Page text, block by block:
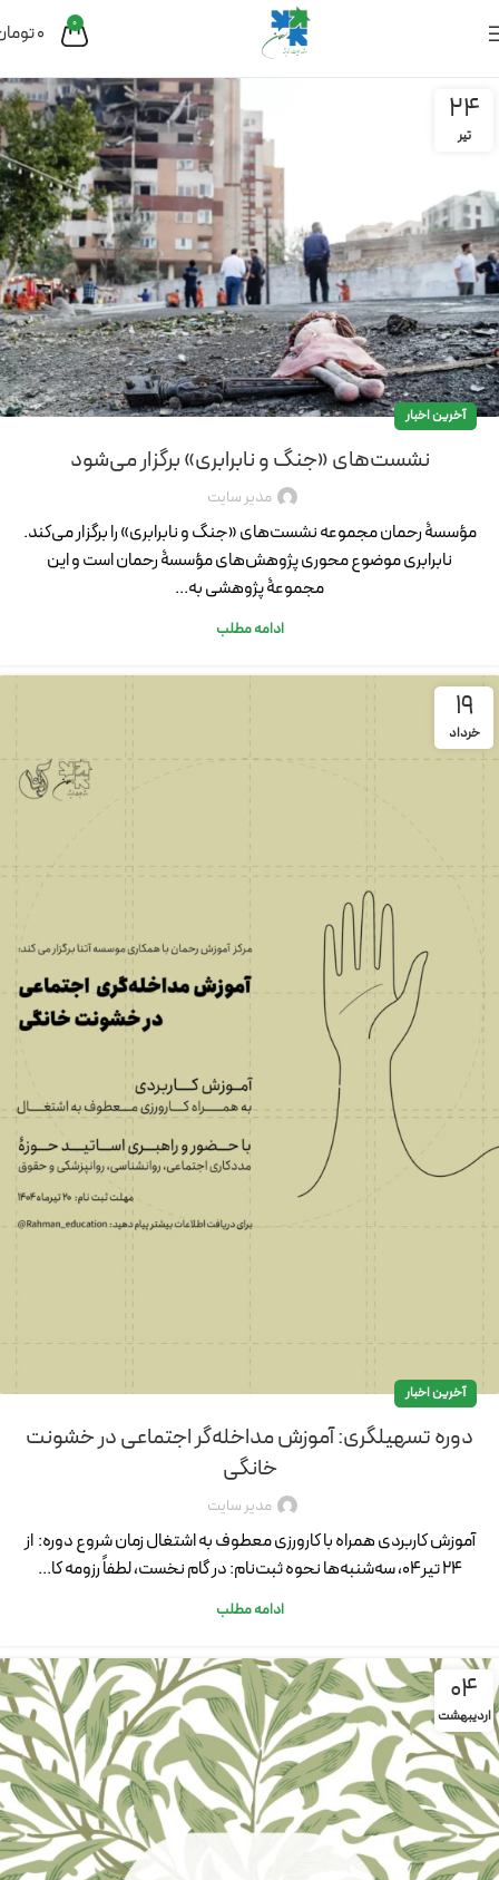
0
0
24
تیر
آخرین اخبار
نشست‌های «جنگ و نابرابری» برگزار می‌شود
مدیر سایت
مؤسسۀ رحمان مجموعه نشست‌های «جنگ و نابرابری» را برگزار می‌کند.
نابرابری موضوع محوری پژوهش‌های مؤسسۀ رحمان است و این
مجموعۀ پژوهشی به...
ادامه مطلب
19
خرداد
آخرین اخبار
دوره تسهیلگری: آموزش مداخله‌گر اجتماعی در خشونت
خانگی
مدیر سایت
آموزش کاربردی همراه با کارورزی معطوف به اشتغال زمان شروع دوره: از
۲۴ تیر۰۴، سه‌شنبه‌ها نحوه ثبت‌نام: در گام نخست، لطفاً رزومه کا...
ادامه مطلب
04
اردیبهشت